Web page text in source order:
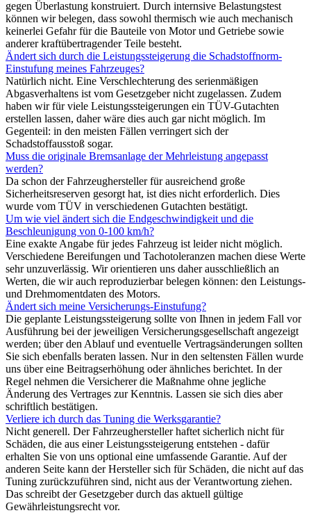
gegen Überlastung konstruiert. Durch internsive Belastungstest
können wir belegen, dass sowohl thermisch wie auch mechanisch
keinerlei Gefahr für die Bauteile von Motor und Getriebe sowie
anderer kraftübertragender Teile besteht.
Ändert sich durch die Leistungssteigerung die Schadstoffnorm-
Einstufung meines Fahrzeuges?
Natürlich nicht. Eine Verschlechterung des serienmäßigen
Abgasverhaltens ist vom Gesetzgeber nicht zugelassen. Zudem
haben wir für viele Leistungssteigerungen ein TÜV-Gutachten
erstellen lassen, daher wäre dies auch gar nicht möglich. Im
Gegenteil: in den meisten Fällen verringert sich der
Schadstoffausstoß sogar.
Muss die originale Bremsanlage der Mehrleistung angepasst
werden?
Da schon der Fahrzeughersteller für ausreichend große
Sicherheitsreserven gesorgt hat, ist dies nicht erforderlich. Dies
wurde vom TÜV in verschiedenen Gutachten bestätigt.
Um wie viel ändert sich die Endgeschwindigkeit und die
Beschleunigung von 0-100 km/h?
Eine exakte Angabe für jedes Fahrzeug ist leider nicht möglich.
Verschiedene Bereifungen und Tachotoleranzen machen diese Werte
sehr unzuverlässig. Wir orientieren uns daher ausschließlich an
Werten, die wir auch reproduzierbar belegen können: den Leistungs-
und Drehmomentdaten des Motors.
Ändert sich meine Versicherungs-Einstufung?
Die geplante Leistungssteigerung sollte von Ihnen in jedem Fall vor
Ausführung bei der jeweiligen Versicherungsgesellschaft angezeigt
werden; über den Ablauf und eventuelle Vertragsänderungen sollten
Sie sich ebenfalls beraten lassen. Nur in den seltensten Fällen wurde
uns über eine Beitragserhöhung oder ähnliches berichtet. In der
Regel nehmen die Versicherer die Maßnahme ohne jegliche
Änderung des Vertrages zur Kenntnis. Lassen sie sich dies aber
schriftlich bestätigen.
Verliere ich durch das Tuning die Werksgarantie?
Nicht generell. Der Fahrzeughersteller haftet sicherlich nicht für
Schäden, die aus einer Leistungssteigerung entstehen - dafür
erhalten Sie von uns optional eine umfassende Garantie. Auf der
anderen Seite kann der Hersteller sich für Schäden, die nicht auf das
Tuning zurückzuführen sind, nicht aus der Verantwortung ziehen.
Das schreibt der Gesetzgeber durch das aktuell gültige
Gewährleistungsrecht vor.